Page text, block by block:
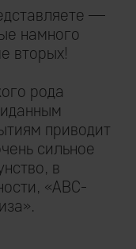
—
намного
вторых!
рода
приводит
сильное
в
«ABC-